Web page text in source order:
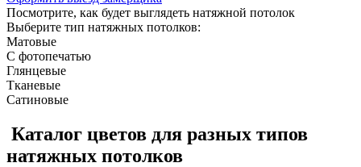
Посмотрите, как будет выглядеть натяжной потолок
Выберите тип натяжных потолков:
Матовые
С фотопечатью
Глянцевые
Тканевые
Сатиновые
Каталог цветов для разных типов
натяжных потолков